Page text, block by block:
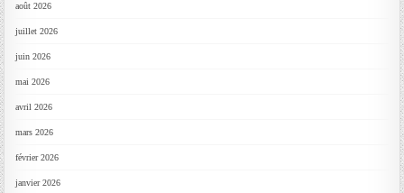
août 2026
juillet 2026
juin 2026
mai 2026
avril 2026
mars 2026
février 2026
janvier 2026